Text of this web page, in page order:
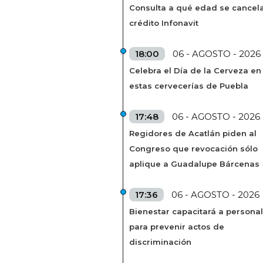
Consulta a qué edad se
crédito Infonavit
18:00 06 - AGOSTO - 2026
Celebra el Día de la Cerveza en
estas cervecerías de Puebla
17:48 06 - AGOSTO - 2026
Regidores de Acatlán piden al
Congreso que revocación sólo
aplique a Guadalupe Bárcenas
17:36 06 - AGOSTO - 2026
Bienestar capacitará a personal
para prevenir actos de
discriminación